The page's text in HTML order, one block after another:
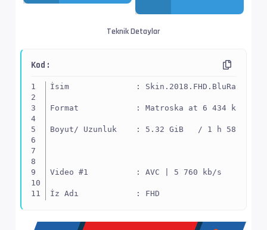
Teknik Detaylar
Kod :
İsim              :
Format            : Matroska at 6 434 kb/s
Boyut/ Uzunluk    : 5.32 GiB   / 1 h 58 min
Video #1          : AVC | 5 760 kb/s
İz Adı            : FHD